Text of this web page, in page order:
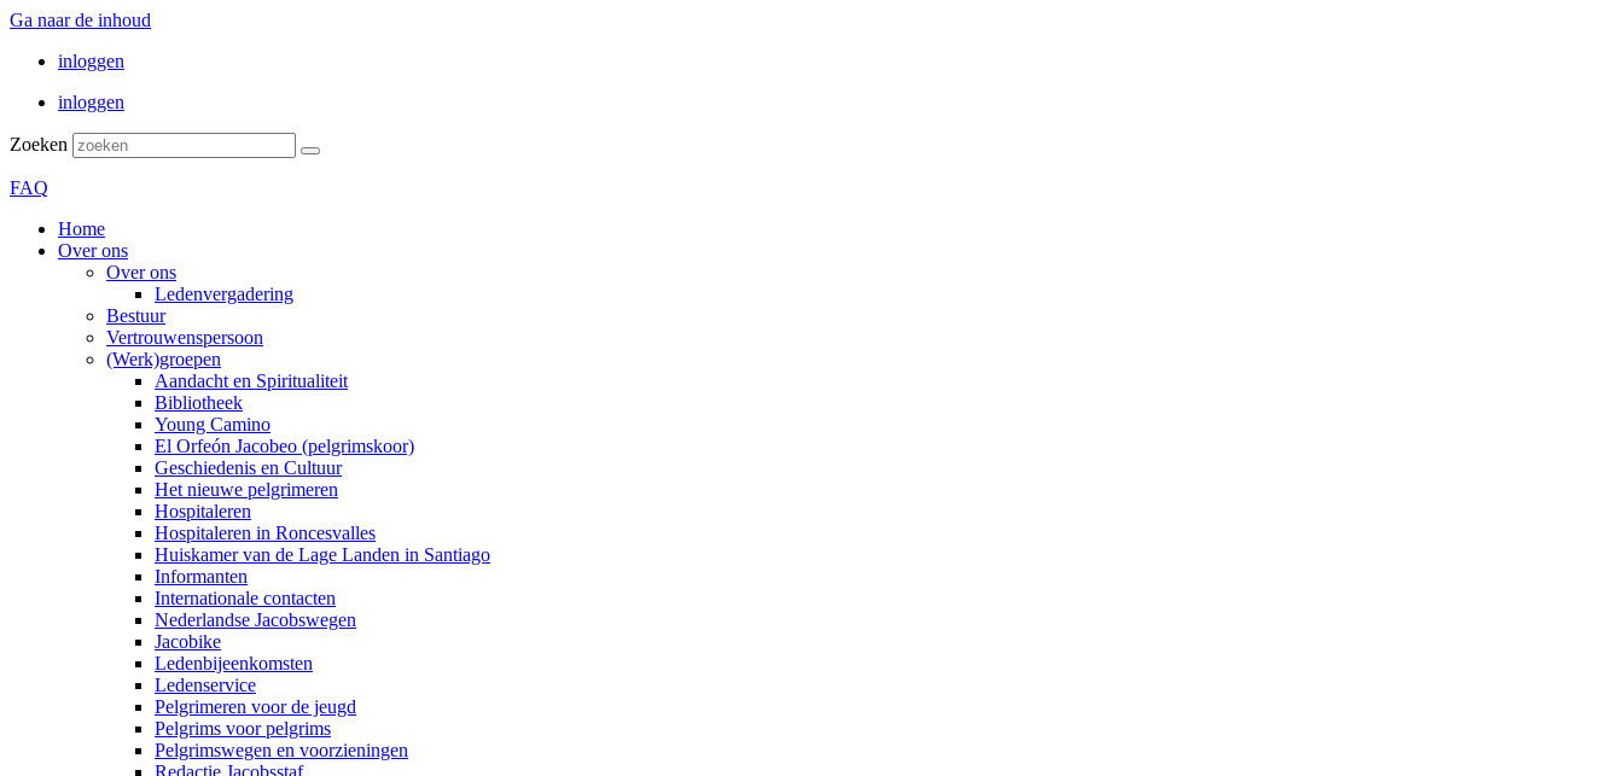
Ga naar de inhoud
inloggen
inloggen
Zoeken
FAQ
Home
Over ons
Over ons
Ledenvergadering
Bestuur
Vertrouwenspersoon
(Werk)groepen
Aandacht en Spiritualiteit
Bibliotheek
Young Camino
El Orfeón Jacobeo (pelgrimskoor)
Geschiedenis en Cultuur
Het nieuwe pelgrimeren
Hospitaleren
Hospitaleren in Roncesvalles
Huiskamer van de Lage Landen in Santiago
Informanten
Internationale contacten
Nederlandse Jacobswegen
Jacobike
Ledenbijeenkomsten
Ledenservice
Pelgrimeren voor de jeugd
Pelgrims voor pelgrims
Pelgrimswegen en voorzieningen
Redactie Jacobsstaf